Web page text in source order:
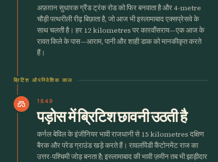
अफ़ग़ान सुधारक ग्रैंड ट्रंक रोड को फिर बनवाता है और 4-metre
चौड़ी पत्थरीली रीढ़ बिछाता है, जो आज भी इस्लामाबाद एक्सप्रेसवे के
साथ चलती है। हर 12 kilometres पर कारवाँसराय—एक आज के
रावत किले के पास—आराम, पानी और शाही डाक को मानकीकृत करते
हैं।
ब्रिटिश औपनिवेशिक काल
castle 1849
पड़ोस में ब्रिटिश छावनी उठती है
कर्नल बेविल के इंजीनियर भावी राजधानी से 15 kilometres दक्षिण
बैरक और परेड ग्राउंड खड़े करते हैं। रावलपिंडी कैंटोनमेंट राज का
उत्तर-पश्चिमी जोड़ बनता है; इस्लामाबाद की भावी ज़मीन तब भी झाड़ीदार